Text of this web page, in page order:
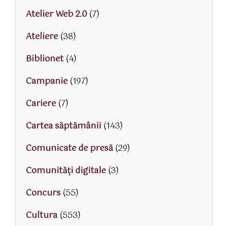
Atelier Web 2.0(7)
Ateliere(38)
Biblionet(4)
Campanie(197)
Cariere(7)
Cartea săptămânii (143)
Comunicate de presă(29)
Comunități digitale(3)
Concurs(55)
Cultura(553)